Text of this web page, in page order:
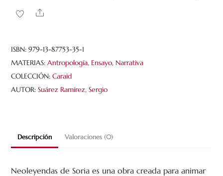
Soria
Share
ISBN:979-13-87753-35-1
MATERIAS:Antropología, Ensayo, Narrativa
COLECCIÓN:Caraid
AUTOR:Suárez Ramírez, Sergio
Descripción Valoraciones (0)
Neoleyendas de Soria es una obra creada para animar